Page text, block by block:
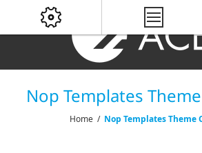
Nop Templates
Home / Nop Templates Theme